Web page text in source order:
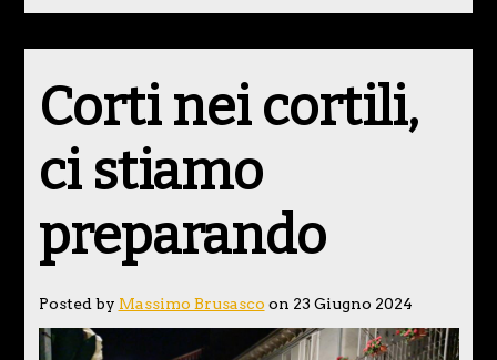
Corti nei cortili,
ci stiamo
preparando
Posted by Massimo Brusasco on 23 Giugno 2024